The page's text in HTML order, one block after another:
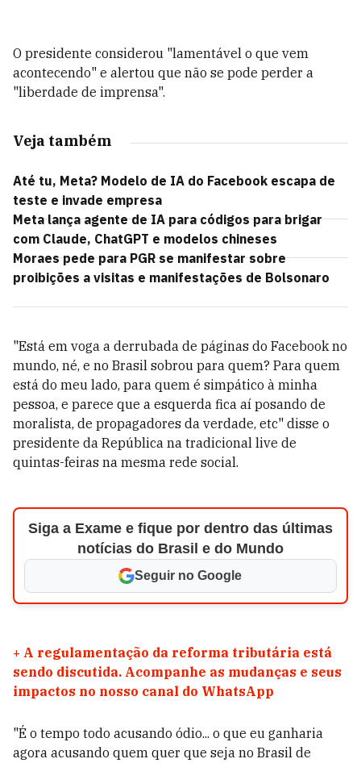
O presidente considerou "lamentável o que vem
acontecendo" e alertou que não se pode perder a
"liberdade de imprensa".
Veja também
Até tu, Meta? Modelo de IA do Facebook escapa de
teste e invade empresa
Meta lança agente de IA para códigos para brigar
com Claude, ChatGPT e modelos chineses
Moraes pede para PGR se manifestar sobre
proibições a visitas e manifestações de Bolsonaro
"Está em voga a derrubada de páginas do Facebook no
mundo, né, e no Brasil sobrou para quem? Para quem
está do meu lado, para quem é simpático à minha
pessoa, e parece que a esquerda fica aí posando de
moralista, de propagadores da verdade, etc" disse o
presidente da República na tradicional live de
quintas-feiras na mesma rede social.
Siga a Exame e fique por dentro das últimas
notícias do Brasil e do Mundo
Seguir no Google
+ A regulamentação da reforma tributária está
sendo discutida. Acompanhe as mudanças e seus
impactos no nosso canal do WhatsApp
"É o tempo todo acusando ódio... o que eu ganharia
agora acusando quem quer que seja no Brasil de